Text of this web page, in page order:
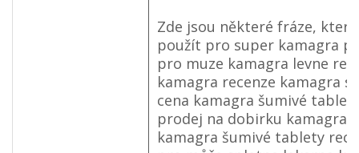
Zde jsou některé fráze,
použít pro super kamagra
pro muze kamagra levne
kamagra recenze kamagra
cena kamagra šumivé
prodej na dobirku kamagra
kamagra šumivé tablety